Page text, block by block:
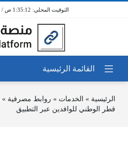
1:35:12 ص / 6 أغسطس 2026
الرئيسية » الخدمات » روابط مصرفية »
قطر الوطني للوافدين عبر التطبيق